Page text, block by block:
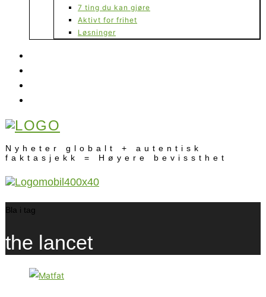
7 ting du kan gjøre
Aktivt for frihet
Løsninger
Nyheter globalt + autentisk
faktasjekk = Høyere bevissthet
Bla i tag
the lancet